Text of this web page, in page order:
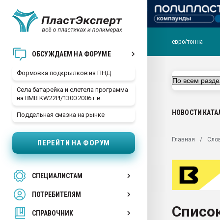
ОБСУЖДАЕМ НА ФОРУМЕ
Формовка подкрылков из ПНД
Села батарейка и слетела программа
на BMB KW22PI/1300 2006 г.в.
Поддельная смазка на рынке
ПЕРЕЙТИ НА ФОРУМ
СПЕЦИАЛИСТАМ
ПОТРЕБИТЕЛЯМ
СПРАВОЧНИК
29.07.2026 ФРП помог
Вакуум-формовочные
ближайшее
28.07.2026
первый план в
ситуацией на
евро/тонна
НОВОСТИ
Главная